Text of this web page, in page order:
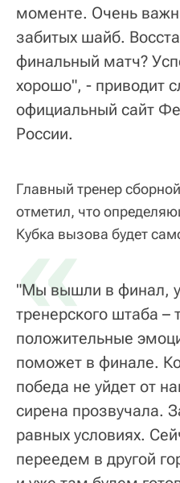
моменте. Очень
забитых шайб.
финальный матч?
хорошо", - приводит
официальный сайт
России.
Главный тренер
отметил, что
Кубка вызова будет
«
"Мы вышли в финал,
тренерского штаба –
положительные
поможет в финале.
победа не уйдет от
сирена прозвучала.
равных условиях.
переедем в другой